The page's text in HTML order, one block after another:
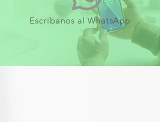
Escribanos al WhatsApp